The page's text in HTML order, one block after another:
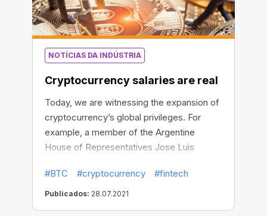
NOTÍCIAS DA INDÚSTRIA
Cryptocurrency salaries are real
Today, we are witnessing the expansion of
cryptocurrency’s global privileges. For
example, a member of the Argentine
House of Representatives Jose Luis
allowing employees to be paid in
cryptocurrency (either partially or in
#BTC #cryptocurrency #fintech
Publicados: 28.07.2021